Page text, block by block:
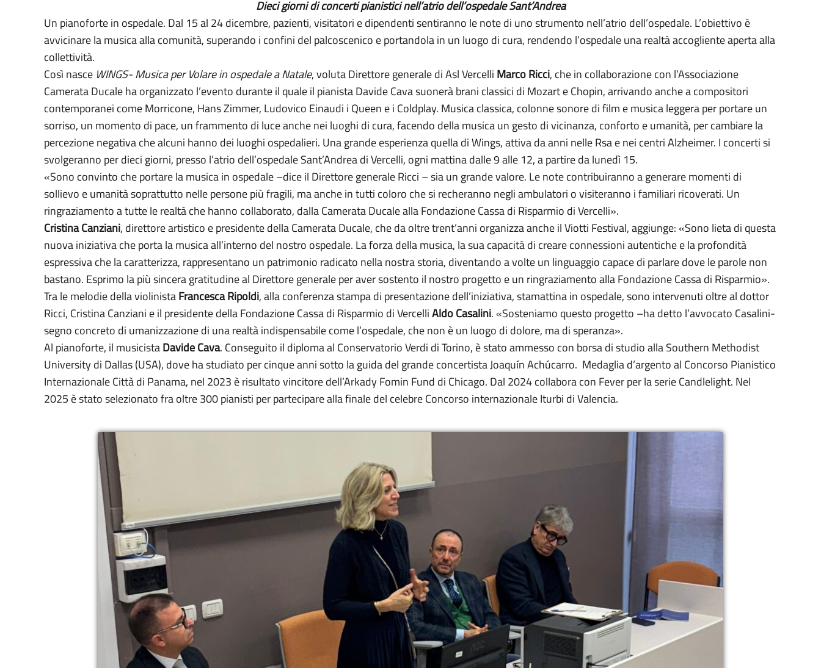
Dieci giorni di concerti pianistici nell’atrio dell’ospedale Sant’Andrea
Un pianoforte in ospedale. Dal 15 al 24 dicembre, pazienti, visitatori e dipendenti sentiranno le note di uno strumento nell’atrio dell’ospedale. L’obiettivo è
avvicinare la musica alla comunità, superando i confini del palcoscenico e portandola in un luogo di cura, rendendo l’ospedale una realtà accogliente aperta alla
collettività.
Così nasce WINGS- Musica per Volare in ospedale a Natale, voluta Direttore generale di Asl Vercelli Marco Ricci, che in collaborazione con l’Associazione
Camerata Ducale ha organizzato l’evento durante il quale il pianista Davide Cava suonerà brani classici di Mozart e Chopin, arrivando anche a compositori
contemporanei come Morricone, Hans Zimmer, Ludovico Einaudi i Queen e i Coldplay. Musica classica, colonne sonore di film e musica leggera per portare un
sorriso, un momento di pace, un frammento di luce anche nei luoghi di cura, facendo della musica un gesto di vicinanza, conforto e umanità, per cambiare la
percezione negativa che alcuni hanno dei luoghi ospedalieri. Una grande esperienza quella di Wings, attiva da anni nelle Rsa e nei centri Alzheimer. I concerti si
svolgeranno per dieci giorni, presso l’atrio dell’ospedale Sant’Andrea di Vercelli, ogni mattina dalle 9 alle 12, a partire da lunedì 15.
«Sono convinto che portare la musica in ospedale –dice il Direttore generale Ricci – sia un grande valore. Le note contribuiranno a generare momenti di
sollievo e umanità soprattutto nelle persone più fragili, ma anche in tutti coloro che si recheranno negli ambulatori o visiteranno i familiari ricoverati. Un
ringraziamento a tutte le realtà che hanno collaborato, dalla Camerata Ducale alla Fondazione Cassa di Risparmio di Vercelli».
Cristina Canziani, direttore artistico e presidente della Camerata Ducale, che da oltre trent’anni organizza anche il Viotti Festival, aggiunge: «Sono lieta di questa
nuova iniziativa che porta la musica all’interno del nostro ospedale. La forza della musica, la sua capacità di creare connessioni autentiche e la profondità
espressiva che la caratterizza, rappresentano un patrimonio radicato nella nostra storia, diventando a volte un linguaggio capace di parlare dove le parole non
bastano. Esprimo la più sincera gratitudine al Direttore generale per aver sostento il nostro progetto e un ringraziamento alla Fondazione Cassa di Risparmio».
Tra le melodie della violinistaFrancesca Ripoldi, alla conferenza stampa di presentazione dell’iniziativa, stamattina in ospedale, sono intervenuti oltre al dottor
Ricci, Cristina Canziani e il presidente della Fondazione Cassa di Risparmio di VercelliAldo Casalini. «Sosteniamo questo progetto –ha detto l’avvocato Casalini-
segno concreto di umanizzazione di una realtà indispensabile come l’ospedale, che non è un luogo di dolore, ma di speranza».
Al pianoforte, il musicistaDavide Cava. Conseguito il diploma al Conservatorio Verdi di Torino, è stato ammesso con borsa di studio alla Southern Methodist
University di Dallas (USA), dove ha studiato per cinque anni sotto la guida del grande concertista Joaquín Achúcarro. Medaglia d’argento al Concorso Pianistico
Internazionale Città di Panama, nel 2023 è risultato vincitore dell’Arkady Fomin Fund di Chicago. Dal 2024 collabora con Fever per la serie Candlelight. Nel
2025 è stato selezionato fra oltre 300 pianisti per partecipare alla finale del celebre Concorso internazionale Iturbi di Valencia.